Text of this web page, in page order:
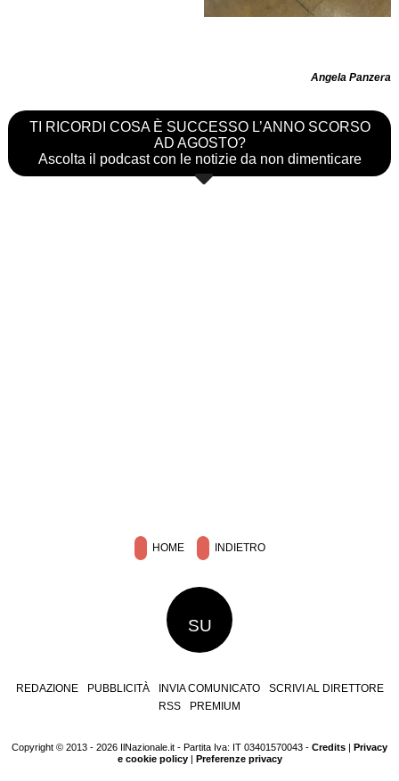
Angela Panzera
TI RICORDI COSA È SUCCESSO L’ANNO SCORSO
AD AGOSTO?
Ascolta il podcast con le notizie da non dimenticare
HOME INDIETRO
SU
REDAZIONE PUBBLICITÀ INVIA COMUNICATO
SCRIVI AL DIRETTORE
RSS
PREMIUM
Copyright © 2013 - 2026 IlNazionale.it - Partita Iva: IT 03401570043 - Credits | Privacy
e cookie policy| Preferenze privacy